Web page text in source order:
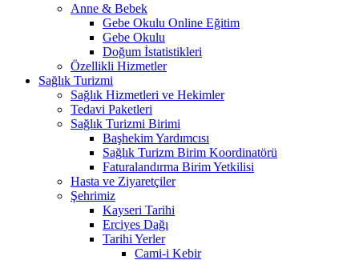
Anne & Bebek
Gebe Okulu Online Eğitim
Gebe Okulu
Doğum İstatistikleri
Özellikli Hizmetler
Sağlık Turizmi
Sağlık Hizmetleri ve Hekimler
Tedavi Paketleri
Sağlık Turizmi Birimi
Başhekim Yardımcısı
Sağlık Turizm Birim Koordinatörü
Faturalandırma Birim Yetkilisi
Hasta ve Ziyaretçiler
Şehrimiz
Kayseri Tarihi
Erciyes Dağı
Tarihi Yerler
Cami-i Kebir